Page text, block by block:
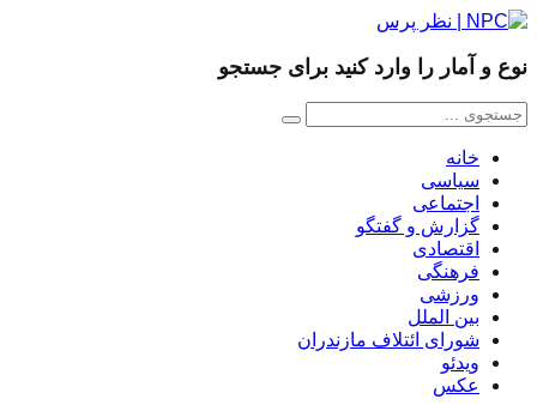
نوع و آمار را وارد کنید برای جستجو
خانه
سیاسی
اجتماعی
گزارش و گفتگو
اقتصادی
فرهنگی
ورزشی
بین الملل
شورای ائتلاف مازندران
ویدئو
عکس